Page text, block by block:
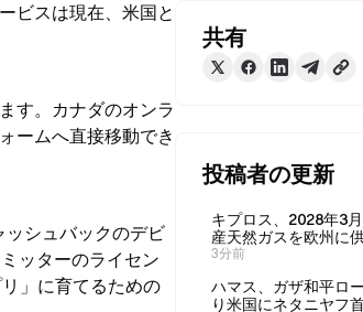
ビスは現在、米国と
す。カナダのオンラ
ームへ直接移動でき
ッシュバックのデビ
ッターのライセン
」に育てるための
共有
投稿者の更新
キプロス、2028年3
産天然ガスを欧州に
3分前
ハマス、ガザ和平ロ
り米国にネタニヤフ